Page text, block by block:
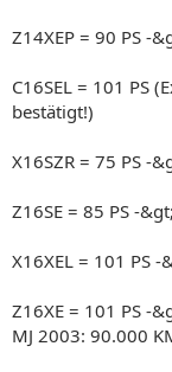
Z14XEP = 90 PS -
C16SEL = 101 PS
bestätigt!)
X16SZR = 75 PS -
Z16SE = 85 PS -
X16XEL = 101 PS
Z16XE = 101 PS -
MJ 2003: 90.000